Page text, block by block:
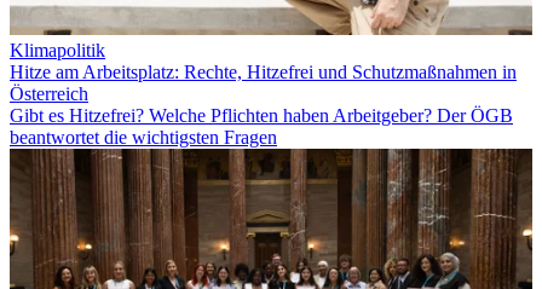
Klimapolitik
Hitze am Arbeitsplatz: Rechte, Hitzefrei und Schutzmaßnahmen in
Österreich
Gibt es Hitzefrei? Welche Pflichten haben Arbeitgeber? Der ÖGB
beantwortet die wichtigsten Fragen